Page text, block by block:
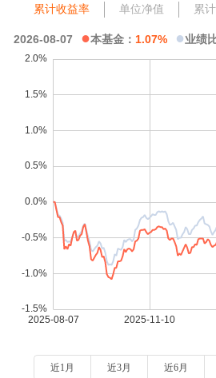
累计收益率 单位净值 累
2026-08-07 ●本基金： 1.07% ●业绩
近1月 近3月 近6月